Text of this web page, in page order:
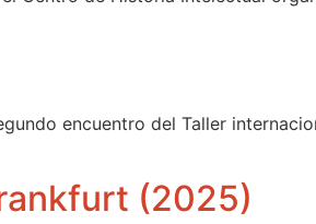
encuentro del Taller
(2025)